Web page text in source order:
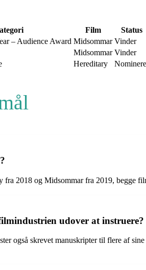
Film
Status
– Audience Award Midsommar Vinder
Midsommar Vinder
Hereditary
2018 og Midsommar fra 2019, begge
udover at instruere?
også skrevet manuskripter til flere af